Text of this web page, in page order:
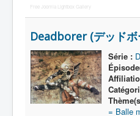
Free Joomla Lightbox Gallery
Deadborer (デッドボ
Série :
= Balle